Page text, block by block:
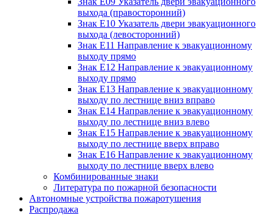
выхода (правосторонний)
Знак Е10 Указатель двери эвакуационного
выхода (левосторонний)
Знак Е11 Направление к эвакуационному
выходу прямо
Знак Е12 Направление к эвакуационному
выходу прямо
Знак Е13 Направление к эвакуационному
выходу по лестнице вниз вправо
Знак Е14 Направление к эвакуационному
выходу по лестнице вниз влево
Знак Е15 Направление к эвакуационному
выходу по лестнице вверх вправо
Знак Е16 Направление к эвакуационному
выходу по лестнице вверх влево
Комбинированные знаки
Литература по пожарной безопасности
Автономные устройства пожаротушения
Распродажа